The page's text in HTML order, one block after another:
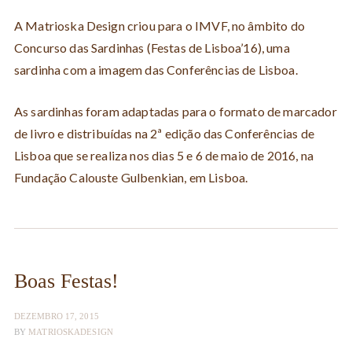
A Matrioska Design criou para o IMVF, no âmbito do
Concurso das Sardinhas (Festas de Lisboa’16), uma
sardinha com a imagem das Conferências de Lisboa.
As sardinhas foram adaptadas para o formato de marcador
de livro e distribuídas na 2ª edição das Conferências de
Lisboa que se realiza nos dias 5 e 6 de maio de 2016, na
Fundação Calouste Gulbenkian, em Lisboa.
Boas Festas!
DEZEMBRO 17, 2015
BY MATRIOSKADESIGN